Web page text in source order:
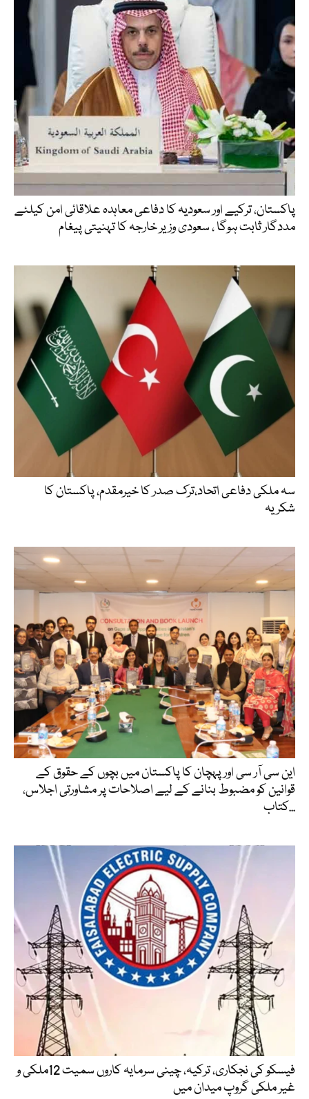
پاکستان، ترکیے اور سعودیہ کا دفاعی معاہدہ علاقائی امن کیلئے
مددگار ثابت ہوگا ، سعودی وزیر خارجہ کا تہنیتی پیغام
سہ ملکی دفاعی اتحاد،ترک صدر کا خیرمقدم، پاکستان کا
شکریہ
این سی آر سی اور پہچان کا پاکستان میں بچوں کے حقوق کے
قوانین کو مضبوط بنانے کے لیے اصلاحات پر مشاورتی اجلاس،
کتاب...
فیسکو کی نجکاری، ترکیہ، چینی سرمایہ کاروں سمیت 12ملکی و
غیر ملکی گروپ میدان میں